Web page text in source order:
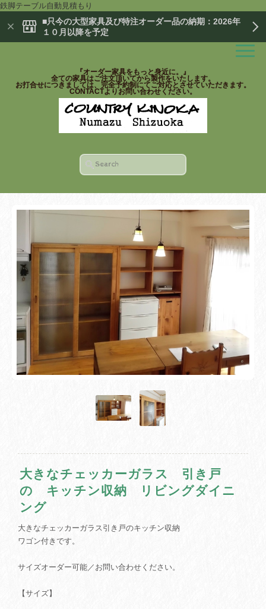
鉄脚テーブル自動見積もり
■只今の大型家具及び特注オーダー品の納期：2026年
１０月以降を予定
『オーダー家具をもっと身近に。』
全ての家具はご注文頂いてから製作をいたします。
お打合せにつきましては、完全予約制にてご対応とさせていただきます。
CONTACTよりお問い合わせください。
大きなチェッカーガラス 引き戸
の キッチン収納 リビングダイニ
ング
大きなチェッカーガラス引き戸のキッチン収納
ワゴン付きです。
サイズオーダー可能／お問い合わせください。
【サイズ】